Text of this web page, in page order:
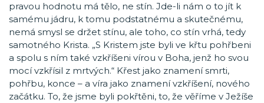
pravou hodnotu má tělo, ne stín. Jde-li nám o to jít k
samému jádru, k tomu podstatnému a skutečnému,
nemá smysl se držet stínu, ale toho, co stín vrhá, tedy
samotného Krista. „S Kristem jste byli ve křtu pohřbeni
a spolu s ním také vzkříšeni vírou v Boha, jenž ho svou
mocí vzkřísil z mrtvých.“ Křest jako znamení smrti,
pohřbu, konce – a víra jako znamení vzkříšení, nového
začátku. To, že jsme byli pokřtěni, to, že věříme v Ježíše